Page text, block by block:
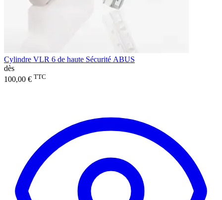
Cylindre VLR 6 de haute Sécurité ABUS
dès
100,00 € TTC